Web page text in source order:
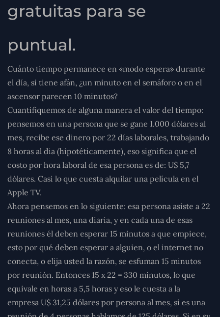
gratuitas para se
puntual.
Cuánto tiempo permanece en «modo espera» durante
el día, si tiene afán, ¿un minuto en el semáforo o en el
ascensor parecen 10 minutos?
Cuantifiquemos de alguna manera el valor del tiempo:
pensemos en una persona que se gane 1.000 dólares al
mes, recibe ese dinero por 22 días laborales, trabajando
8 horas al dia (hipotéticamente), eso significa que el
costo por hora laboral de esa persona es de: U$ 5,7
dólares. Casi lo que cuesta alquilar una película en el
Apple TV.
Ahora pensemos en lo siguiente: esa persona asiste a 22
reuniones al mes, una diaria, y en cada una de esas
reuniones él deben esperar 15 minutos a que empiece,
esto por qué deben esperar a alguien, o el internet no
conecta, o elija usted la razón, se esfuman 15 minutos
por reunión. Entonces 15 x 22 = 330 minutos, lo que
equivale en horas a 5,5 horas y eso le cuesta a la
empresa U$ 31,25 dólares por persona al mes, si es una